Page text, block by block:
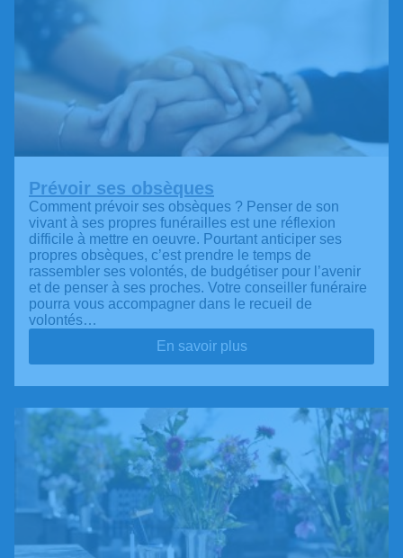
Prévoir ses obsèques
Comment prévoir ses obsèques ? Penser de son
vivant à ses propres funérailles est une réflexion
difficile à mettre en oeuvre. Pourtant anticiper ses
propres obsèques, c’est prendre le temps de
rassembler ses volontés, de budgétiser pour l’avenir
et de penser à ses proches. Votre conseiller funéraire
pourra vous accompagner dans le recueil de
volontés…
En savoir plus